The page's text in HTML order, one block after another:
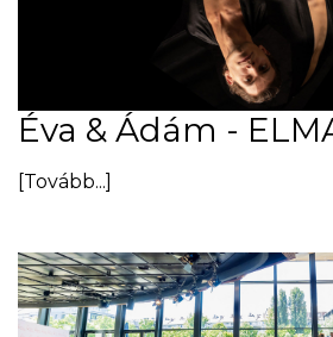
Éva & Ádám -
[Tovább...]